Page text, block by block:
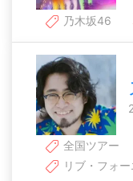
乃木坂46
全国ツアー
リブ・フォ